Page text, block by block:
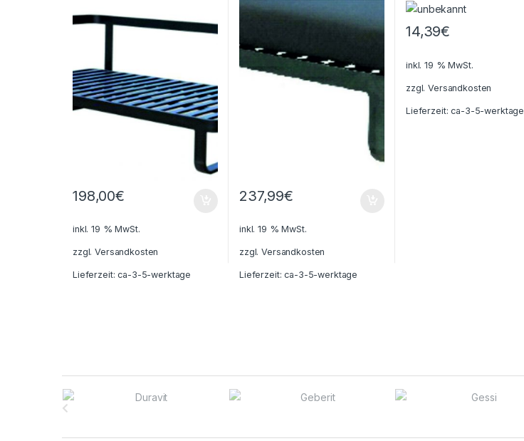
198,00€
inkl. 19 % MwSt.
zzgl.Versandkosten
Lieferzeit:ca-3-5-werktage
237,99€
inkl. 19 % MwSt.
zzgl.Versandkosten
Lieferzeit:ca-3-5-werktage
14,39€
inkl. 19 % MwSt.
zzgl.Versandkosten
Lieferzeit:ca-3-5-werktage